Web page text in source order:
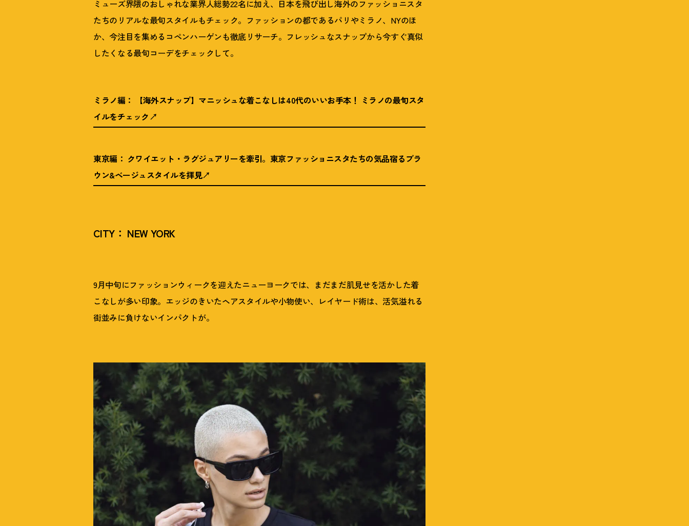
ミューズ界隈のおしゃれな業界人総勢22名に加え、日本を飛び出し海外のファッショニスタ
たちのリアルな最旬スタイルもチェック。ファッションの都であるパリやミラノ、NYのほ
か、今注目を集めるコペンハーゲンも徹底リサーチ。フレッシュなスナップから今すぐ真似
したくなる最旬コーデをチェックして。
ミラノ編： 【海外スナップ】マニッシュな着こなしは40代のいいお手本！ ミラノの最旬スタ
イルをチェック
東京編： クワイエット・ラグジュアリーを牽引。東京ファッショニスタたちの気品宿るブラ
ウン&ベージュスタイルを拝見
CITY： NEW YORK
9月中旬にファッションウィークを迎えたニューヨークでは、まだまだ肌見せを活かした着
こなしが多い印象。エッジのきいたヘアスタイルや小物使い、レイヤード術は、活気溢れる
街並みに負けないインパクトが。